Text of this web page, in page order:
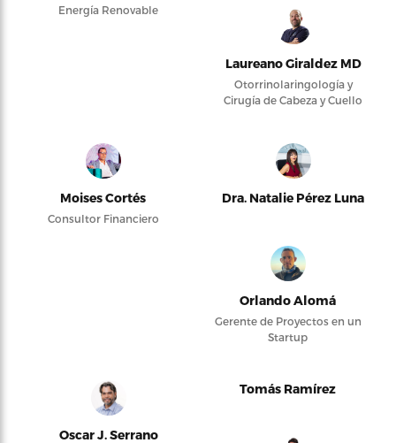
Energía Renovable
Laureano Giraldez MD
Otorrinolaringología y
Cirugía de Cabeza y Cuello
Moises Cortés
Consultor Financiero
Dra. Natalie Pérez Luna
Orlando Alomá
Gerente de Proyectos en un
Startup
Oscar J. Serrano
Tomás Ramírez